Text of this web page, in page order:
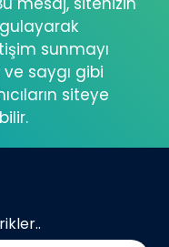
sunmayı
saygı gibi
siteye